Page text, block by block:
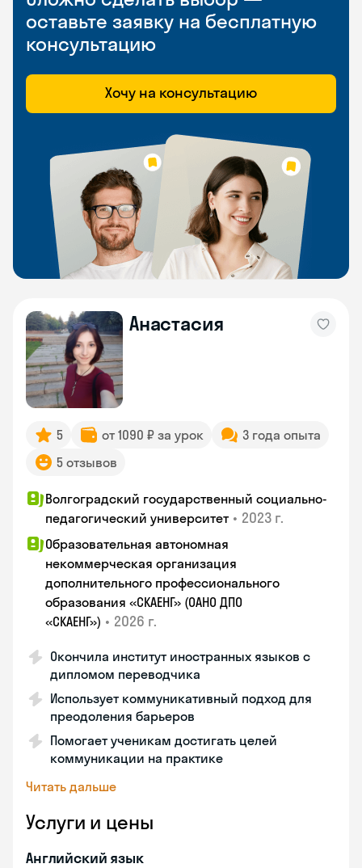
оставьте заявку на бесплатную
консультацию
Хочу на консультацию
Анастасия
5 от 1090 ₽ за урок
3 года опыта
5 отзывов
Волгоградский государственный социально-
педагогический университет • 2023 г.
Образовательная автономная
некоммерческая организация
дополнительного профессионального
образования «СКАЕНГ» (ОАНО ДПО
«СКАЕНГ») • 2026 г.
Окончила институт иностранных языков с
дипломом переводчика
Использует коммуникативный подход для
преодоления барьеров
Помогает ученикам достигать целей
коммуникации на практике
Читать дальше
Услуги и цены
Английский язык